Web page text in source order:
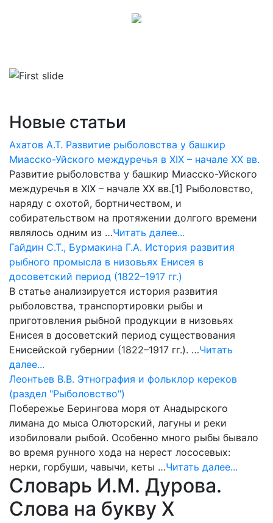
Новые статьи
Ахатов А.Т. Развитие рыболовства у башкир
Миасско-Уйского междуречья в XIX – начале XX вв.
Развитие рыболовства у башкир Миасско-Уйского
междуречья в XIX – начале XX вв.[1] Рыболовство,
наряду с охотой, бортничеством, и
собирательством на протяжении долгого времени
являлось одним из …Читать далее...
Гайдин С.Т., Бурмакина Г.А. История развития
рыбного промысла в низовьях Енисея в
досоветский период (1822–1917 гг.)
В статье анализируется история развития
рыболовства, транспортировки рыбы и
приготовления рыбной продукции в низовьях
Енисея в досоветский период существования
Енисейской губернии (1822–1917 гг.). …Читать
далее...
Леонтьев В.В. Этнография и фольклор кереков
(раздел "Рыболовство")
Побережье Берингова моря от Анадырского
лимана до мыса Олюторский, лагуны и реки
изобиловали рыбой. Особенно много рыбы бывало
во время рунного хода на нерест лососевых:
нерки, горбуши, чавычи, кеты …Читать далее...
Словарь И.М. Дурова.
Слова на букву Х